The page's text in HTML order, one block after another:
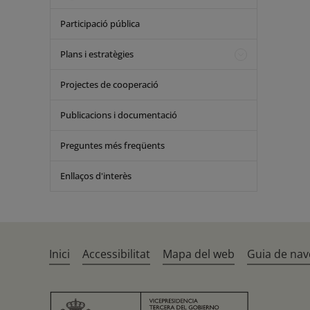
Participació pública
Plans i estratègies
Projectes de cooperació
Publicacions i documentació
Preguntes més freqüents
Enllaços d'interès
Inici Accessibilitat Mapa del web Guia de